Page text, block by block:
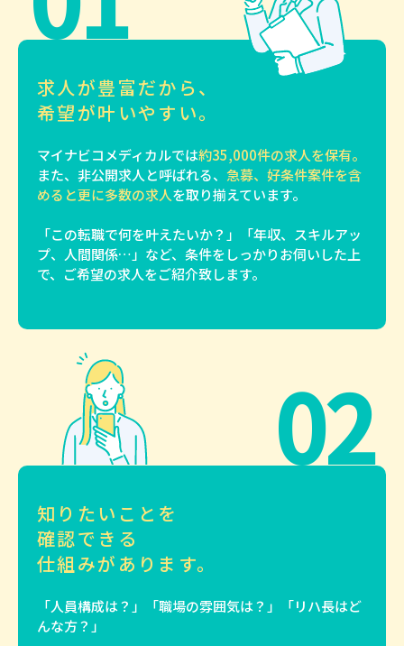
求人が豊富だから、
希望が叶いやすい。
マイナビコメディカルでは約35,000件の求人を保有。
また、非公開求人と呼ばれる、 急募、好条件案件を含
めると更に多数の求人を取り揃えています。
「この転職で何を叶えたいか？」「年収、スキルアッ
プ、人間関係…」など、条件をしっかりお伺いした上
で、ご希望の求人をご紹介致します。
02
知りたいことを
確認できる
仕組みがあります。
「人員構成は？」「職場の雰囲気は？」「リハ長はど
んな方？」